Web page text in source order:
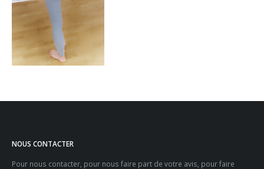
NOUS CONTACTER
Pour nous contacter, pour nous faire part de votre avis, pour faire